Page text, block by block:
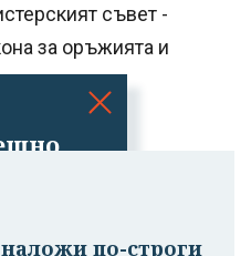
си!
съвет -
за оръжията и
по-строги